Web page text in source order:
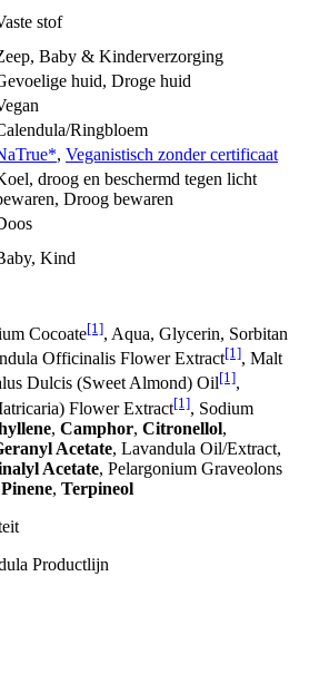
stof
Baby & Kinderverzorging
huid, Droge huid
Ringbloem
, Veganistisch zonder certificaat
droog en beschermd tegen licht
Droog bewaren
Kind
Cocoate[1], Aqua, Glycerin, Sorbitan
Officinalis Flower Extract[1], Malt
Dulcis (Sweet Almond) Oil[1],
Flower Extract[1], Sodium
, Camphor, Citronellol,
Acetate, Lavandula Oil/Extract,
Acetate, Pelargonium Graveolons
Pinene, Terpineol
Productlijn